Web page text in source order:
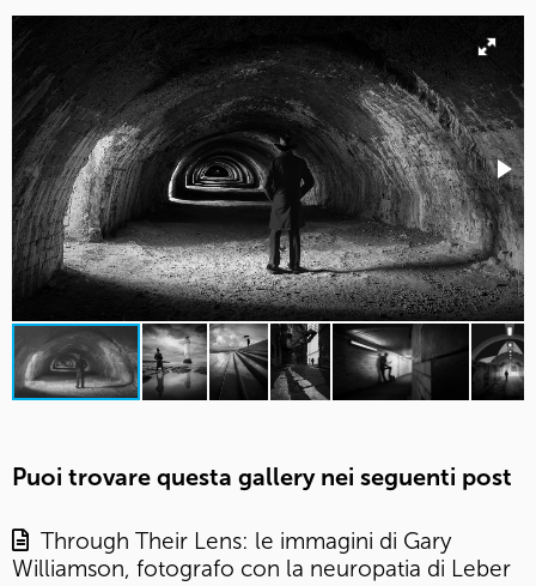
Puoi trovare questa gallery nei seguenti post
Through Their Lens: le immagini di Gary
Williamson, fotografo con la neuropatia di Leber